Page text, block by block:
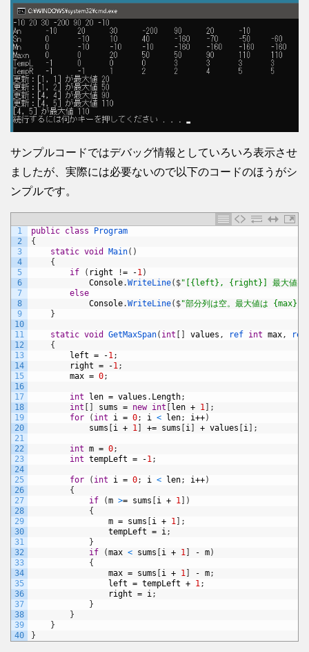
サンプルコードではデバッグ情報としていろいろ表示させ
ましたが、実際には必要ないので以下のコードのほうがシ
ンプルです。
1
2
3
4
5
6
7
8
9
10
11
12
13
14
15
16
17
18
19
20
21
22
23
24
25
26
27
28
29
30
31
32
33
34
35
36
37
38
39
40
public class
Program
{
static void Main( )
{
if
( right != -1)
Console.WriteLine( $"[{left}, {right}] 最大値は
else
Console.WriteLine( $"部分列は空。最大値は {max}"
}
static void GetMaxSpan( int values , ref int max,
{
left = -1;
right = -1;
max = 0;
int len = values . Length;
int
sums = new int len + 1
;
for
( int i = 0; i < len; i++)
sums
i + 1 += sums i + values i ;
int m = 0;
int tempLeft = -1;
for ( int i = 0; i < len; i++)
{
if
(m >= sums i + 1
)
{
m = sums i + 1
;
tempLeft = i;
}
if
(max < sums i + 1 - m)
{
max = sums i + 1 - m;
left = tempLeft + 1;
right = i;
}
}
}
}